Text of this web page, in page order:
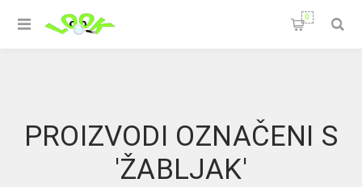
0
PROIZVODI OZNAČENI S
'ŽABLJAK'